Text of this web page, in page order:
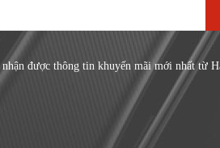
được thông tin khuyến mãi mới nhất từ